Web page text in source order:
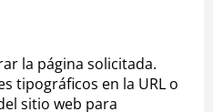
la página solicitada.
tipográficos en la URL o
sitio web para